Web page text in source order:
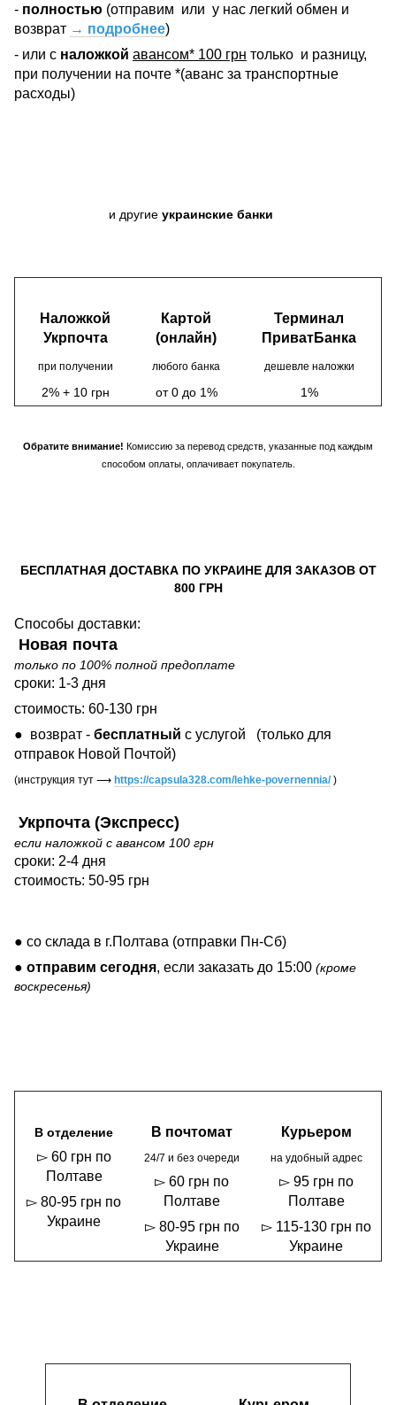
- полностью (отправим или у нас легкий обмен и
возврат → подробнее)
- или с наложкой авансом* 100 грн только и разницу,
при получении на почте *(аванс за транспортные
расходы)
и другие украинские банки
Наложкой
Укрпочта
Картой
(онлайн)
Терминал
ПриватБанка
при получении любого банка дешевле наложки
2% + 10 грн от 0 до 1% 1%
Обратите внимание! Комиссию за перевод средств, указанные под каждым
способом оплаты, оплачивает покупатель.
БЕСПЛАТНАЯ ДОСТАВКА ПО УКРАИНЕ ДЛЯ ЗАКАЗОВ ОТ
800 ГРН
Способы доставки:
Новая почта
только по 100% полной предоплате
сроки: 1-3 дня
стоимость: 60-130 грн
● возврат - бесплатный с услугой
(только для
отправок Новой Почтой)
(инструкция тут ⟶ https://capsula328.com/lehke-povernennia/)
Укрпочта (Экспресс)
если наложкой с авансом 100 грн
сроки: 2-4 дня
стоимость: 50-95 грн
● со склада в г.Полтава (отправки Пн-Сб)
● отправим сегодня, если заказать до 15:00 (кроме
воскресенья)
В отделение
▻ 60 грн по
Полтаве
▻ 80-95 грн по
Украине
В почтомат
24/7 и без очереди
▻ 60 грн по
Полтаве
▻ 80-95 грн по
Украине
Курьером
на удобный адрес
▻ 95 грн по
Полтаве
▻ 115-130 грн по
Украине